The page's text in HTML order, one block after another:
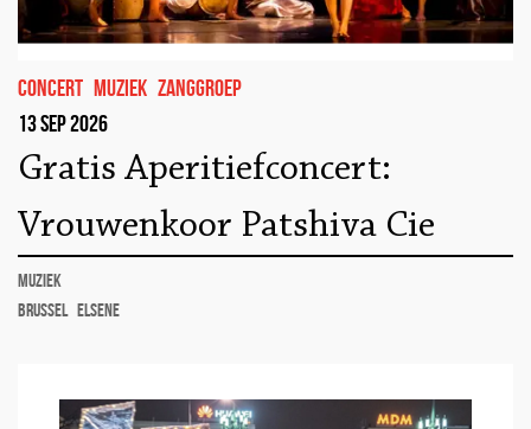
concert muziek zanggroep
13 sep 2026
Gratis Aperitiefconcert:
Vrouwenkoor Patshiva Cie
muziek
Brussel Elsene